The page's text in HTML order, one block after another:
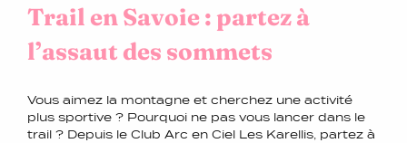
Trail en Savoie : partez à
l’assaut des sommets
Vous aimez la montagne et cherchez une activité
plus sportive ? Pourquoi ne pas vous lancer dans le
trail ? Depuis le Club Arc en Ciel Les Karellis, partez à